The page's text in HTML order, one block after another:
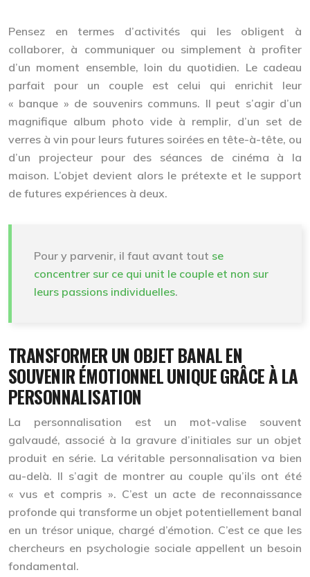
Pensez en termes d’activités qui les obligent à
collaborer, à communiquer ou simplement à profiter
d’un moment ensemble, loin du quotidien. Le cadeau
parfait pour un couple est celui qui enrichit leur
« banque » de souvenirs communs. Il peut s’agir d’un
magnifique album photo vide à remplir, d’un set de
verres à vin pour leurs futures soirées en tête-à-tête, ou
d’un projecteur pour des séances de cinéma à la
maison. L’objet devient alors le prétexte et le support
de futures expériences à deux.
Pour y parvenir, il faut avant tout se
concentrer sur ce qui unit le couple et non sur
leurs passions individuelles.
TRANSFORMER UN OBJET BANAL EN
SOUVENIR ÉMOTIONNEL UNIQUE GRÂCE À LA
PERSONNALISATION
La personnalisation est un mot-valise souvent
galvaudé, associé à la gravure d’initiales sur un objet
produit en série. La véritable personnalisation va bien
au-delà. Il s’agit de montrer au couple qu’ils ont été
« vus et compris ». C’est un acte de reconnaissance
profonde qui transforme un objet potentiellement banal
en un trésor unique, chargé d’émotion. C’est ce que les
chercheurs en psychologie sociale appellent un besoin
fondamental.